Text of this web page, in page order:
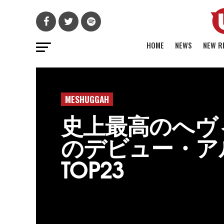
HOME NEWS NEW
MESHUGGAH
史上最高のへ
のデビュー・
TOP23